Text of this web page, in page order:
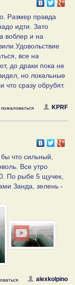
Размер правда
идти. Зато
воблер и на
все на
до драки пока не
но локальные
что сразу обрубят.
KPRF
пожаловаться
что сильный,
Все утро
По рыбе 5 щучек,
Занда, зелень -
alexkolpino